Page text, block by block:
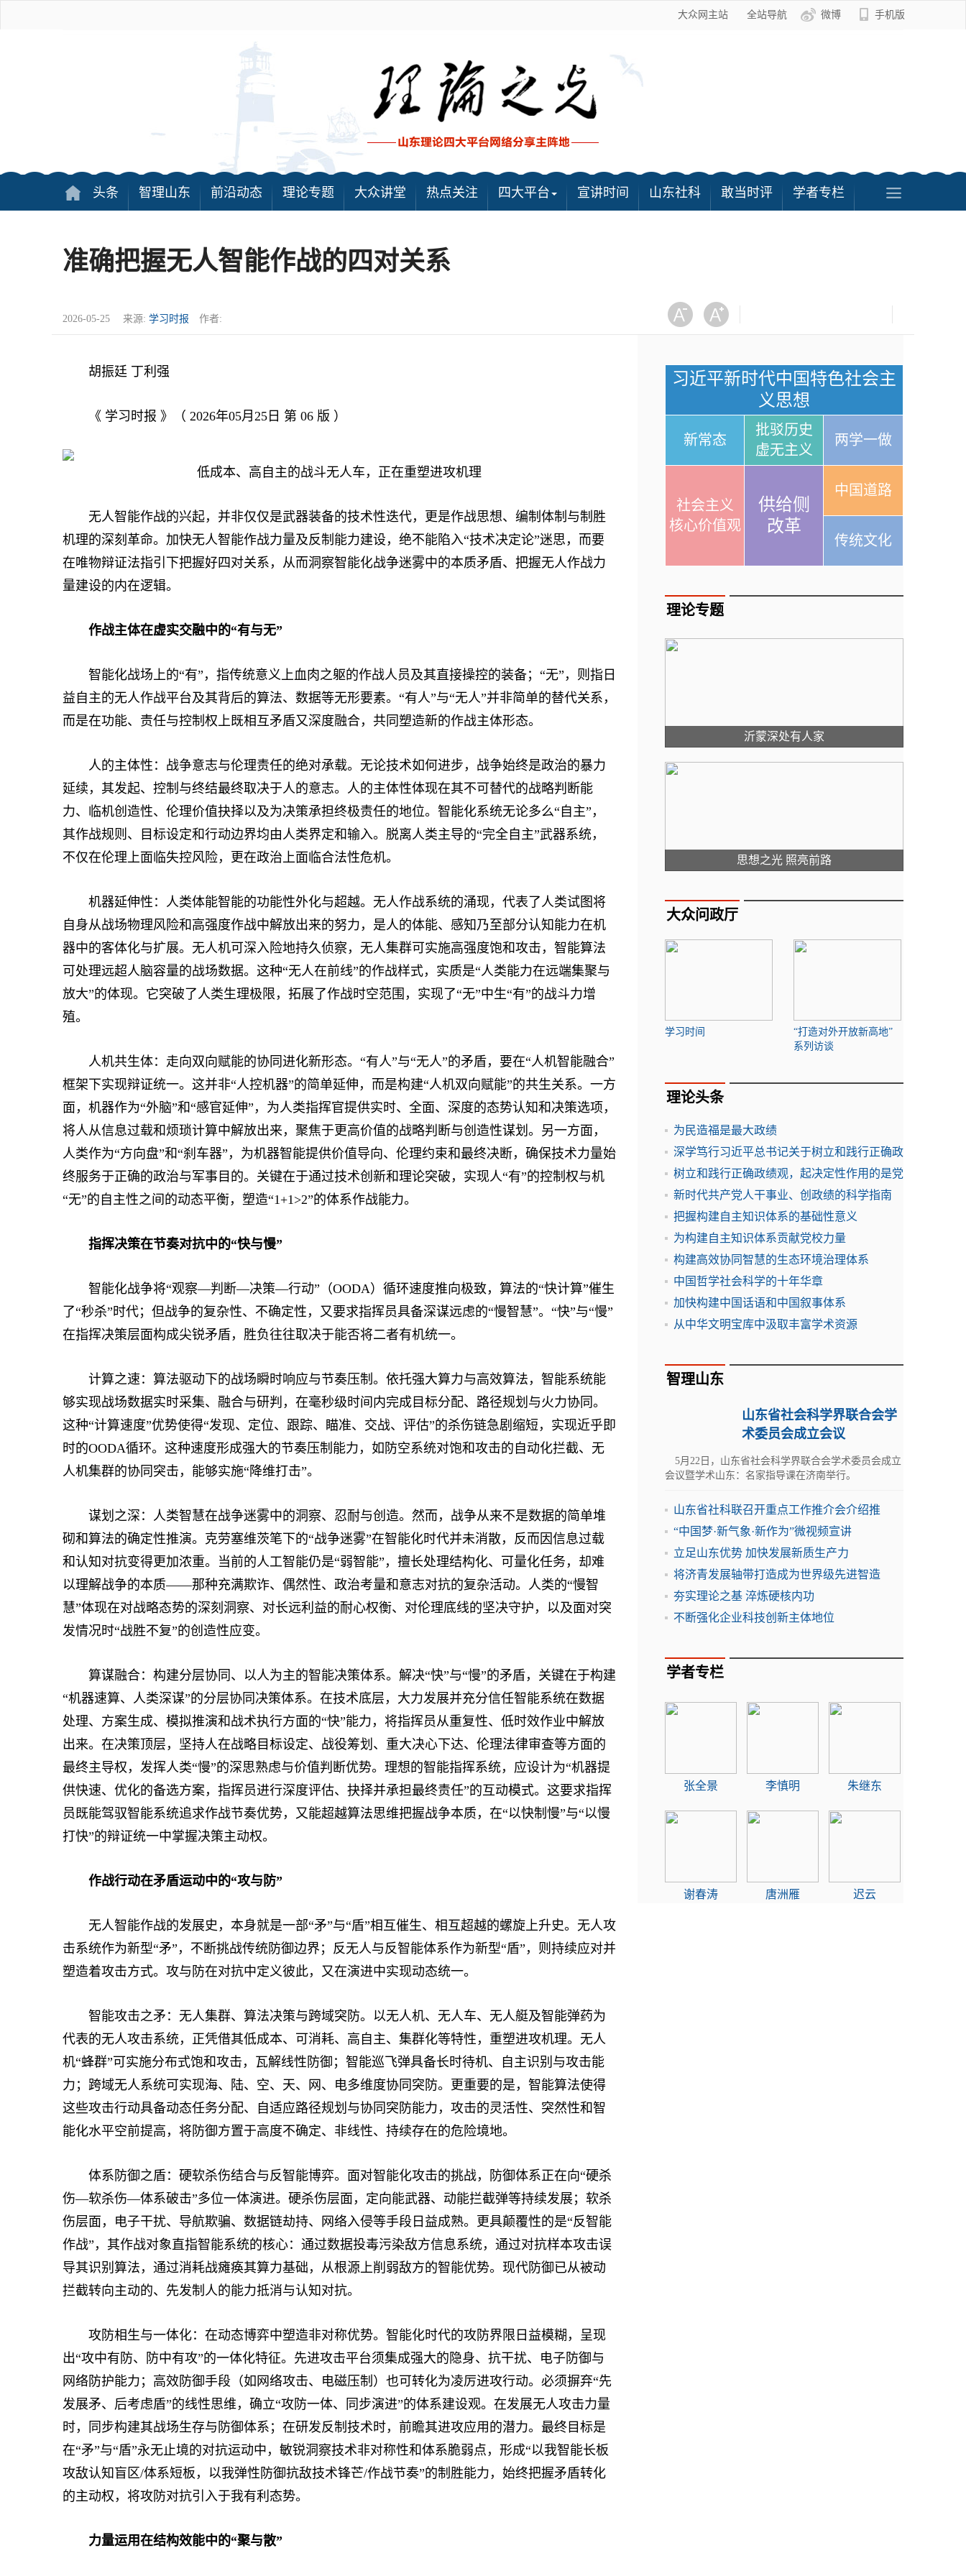
大众网主站 全站导航 微博 手机版
头条 智理山东 前沿动态 理论专题 大众讲堂 热点关注 四大平台 宣讲时间 山东社科 敢当时评 学者专栏
准确把握无人智能作战的四对关系
2026-05-25 来源: 学习时报 作者:
胡振廷 丁利强
《 学习时报 》（ 2026年05月25日 第 06 版 ）
低成本、高自主的战斗无人车，正在重塑进攻机理
无人智能作战的兴起，并非仅仅是武器装备的技术性迭代，更是作战思想、编制体制与制胜
机理的深刻革命。加快无人智能作战力量及反制能力建设，绝不能陷入“技术决定论”迷思，而要
在唯物辩证法指引下把握好四对关系，从而洞察智能化战争迷雾中的本质矛盾、把握无人作战力
量建设的内在逻辑。
作战主体在虚实交融中的“有与无”
智能化战场上的“有”，指传统意义上血肉之躯的作战人员及其直接操控的装备；“无”，则指日
益自主的无人作战平台及其背后的算法、数据等无形要素。“有人”与“无人”并非简单的替代关系，
而是在功能、责任与控制权上既相互矛盾又深度融合，共同塑造新的作战主体形态。
人的主体性：战争意志与伦理责任的绝对承载。无论技术如何进步，战争始终是政治的暴力
延续，其发起、控制与终结最终取决于人的意志。人的主体性体现在其不可替代的战略判断能
力、临机创造性、伦理价值抉择以及为决策承担终极责任的地位。智能化系统无论多么“自主”，
其作战规则、目标设定和行动边界均由人类界定和输入。脱离人类主导的“完全自主”武器系统，
不仅在伦理上面临失控风险，更在政治上面临合法性危机。
机器延伸性：人类体能智能的功能性外化与超越。无人作战系统的涌现，代表了人类试图将
自身从战场物理风险和高强度作战中解放出来的努力，是人的体能、感知乃至部分认知能力在机
器中的客体化与扩展。无人机可深入险地持久侦察，无人集群可实施高强度饱和攻击，智能算法
可处理远超人脑容量的战场数据。这种“无人在前线”的作战样式，实质是“人类能力在远端集聚与
放大”的体现。它突破了人类生理极限，拓展了作战时空范围，实现了“无”中生“有”的战斗力增
殖。
人机共生体：走向双向赋能的协同进化新形态。“有人”与“无人”的矛盾，要在“人机智能融合”
框架下实现辩证统一。这并非“人控机器”的简单延伸，而是构建“人机双向赋能”的共生关系。一方
面，机器作为“外脑”和“感官延伸”，为人类指挥官提供实时、全面、深度的态势认知和决策选项，
将人从信息过载和烦琐计算中解放出来，聚焦于更高价值的战略判断与创造性谋划。另一方面，
人类作为“方向盘”和“刹车器”，为机器智能提供价值导向、伦理约束和最终决断，确保技术力量始
终服务于正确的政治与军事目的。关键在于通过技术创新和理论突破，实现人“有”的控制权与机
“无”的自主性之间的动态平衡，塑造“1+1>2”的体系作战能力。
指挥决策在节奏对抗中的“快与慢”
智能化战争将“观察—判断—决策—行动”（OODA）循环速度推向极致，算法的“快计算”催生
了“秒杀”时代；但战争的复杂性、不确定性，又要求指挥员具备深谋远虑的“慢智慧”。“快”与“慢”
在指挥决策层面构成尖锐矛盾，胜负往往取决于能否将二者有机统一。
计算之速：算法驱动下的战场瞬时响应与节奏压制。依托强大算力与高效算法，智能系统能
够实现战场数据实时采集、融合与研判，在毫秒级时间内完成目标分配、路径规划与火力协同。
这种“计算速度”优势使得“发现、定位、跟踪、瞄准、交战、评估”的杀伤链急剧缩短，实现近乎即
时的OODA循环。这种速度形成强大的节奏压制能力，如防空系统对饱和攻击的自动化拦截、无
人机集群的协同突击，能够实施“降维打击”。
谋划之深：人类智慧在战争迷雾中的洞察、忍耐与创造。然而，战争从来不是数据的简单堆
砌和算法的确定性推演。克劳塞维茨笔下的“战争迷雾”在智能化时代并未消散，反而因信息过载
和认知对抗变得更加浓重。当前的人工智能仍是“弱智能”，擅长处理结构化、可量化任务，却难
以理解战争的本质——那种充满欺诈、偶然性、政治考量和意志对抗的复杂活动。人类的“慢智
慧”体现在对战略态势的深刻洞察、对长远利益的耐心权衡、对伦理底线的坚决守护，以及面对突
发情况时“战胜不复”的创造性应变。
算谋融合：构建分层协同、以人为主的智能决策体系。解决“快”与“慢”的矛盾，关键在于构建
“机器速算、人类深谋”的分层协同决策体系。在技术底层，大力发展并充分信任智能系统在数据
处理、方案生成、模拟推演和战术执行方面的“快”能力，将指挥员从重复性、低时效作业中解放
出来。在决策顶层，坚持人在战略目标设定、战役筹划、重大决心下达、伦理法律审查等方面的
最终主导权，发挥人类“慢”的深思熟虑与价值判断优势。理想的智能指挥系统，应设计为“机器提
供快速、优化的备选方案，指挥员进行深度评估、抉择并承担最终责任”的互动模式。这要求指挥
员既能驾驭智能系统追求作战节奏优势，又能超越算法思维把握战争本质，在“以快制慢”与“以慢
打快”的辩证统一中掌握决策主动权。
作战行动在矛盾运动中的“攻与防”
无人智能作战的发展史，本身就是一部“矛”与“盾”相互催生、相互超越的螺旋上升史。无人攻
击系统作为新型“矛”，不断挑战传统防御边界；反无人与反智能体系作为新型“盾”，则持续应对并
塑造着攻击方式。攻与防在对抗中定义彼此，又在演进中实现动态统一。
智能攻击之矛：无人集群、算法决策与跨域突防。以无人机、无人车、无人艇及智能弹药为
代表的无人攻击系统，正凭借其低成本、可消耗、高自主、集群化等特性，重塑进攻机理。无人
机“蜂群”可实施分布式饱和攻击，瓦解线性防御；智能巡飞弹具备长时待机、自主识别与攻击能
力；跨域无人系统可实现海、陆、空、天、网、电多维度协同突防。更重要的是，智能算法使得
这些攻击行动具备动态任务分配、自适应路径规划与协同突防能力，攻击的灵活性、突然性和智
能化水平空前提高，将防御方置于高度不确定、非线性、持续存在的危险境地。
体系防御之盾：硬软杀伤结合与反智能博弈。面对智能化攻击的挑战，防御体系正在向“硬杀
伤—软杀伤—体系破击”多位一体演进。硬杀伤层面，定向能武器、动能拦截弹等持续发展；软杀
伤层面，电子干扰、导航欺骗、数据链劫持、网络入侵等手段日益成熟。更具颠覆性的是“反智能
作战”，其作战对象直指智能系统的核心：通过数据投毒污染敌方信息系统，通过对抗样本攻击误
导其识别算法，通过消耗战瘫痪其算力基础，从根源上削弱敌方的智能优势。现代防御已从被动
拦截转向主动的、先发制人的能力抵消与认知对抗。
攻防相生与一体化：在动态博弈中塑造非对称优势。智能化时代的攻防界限日益模糊，呈现
出“攻中有防、防中有攻”的一体化特征。先进攻击平台须集成强大的隐身、抗干扰、电子防御与
网络防护能力；高效防御手段（如网络攻击、电磁压制）也可转化为凌厉进攻行动。必须摒弃“先
发展矛、后考虑盾”的线性思维，确立“攻防一体、同步演进”的体系建设观。在发展无人攻击力量
时，同步构建其战场生存与防御体系；在研发反制技术时，前瞻其进攻应用的潜力。最终目标是
在“矛”与“盾”永无止境的对抗运动中，敏锐洞察技术非对称性和体系脆弱点，形成“以我智能长板
攻敌认知盲区/体系短板，以我弹性防御抗敌技术锋芒/作战节奏”的制胜能力，始终把握矛盾转化
的主动权，将攻防对抗引入于我有利态势。
力量运用在结构效能中的“聚与散”
习近平新时代中国特色社会主
义思想
新常态
批驳历史
虚无主义
两学一做
社会主义
核心价值观
供给侧
改革
中国道路
传统文化
理论专题
沂蒙深处有人家
思想之光 照亮前路
大众问政厅
学习时间
“打造对外开放新高地”
系列访谈
理论头条
为民造福是最大政绩
深学笃行习近平总书记关于树立和践行正确政
树立和践行正确政绩观，起决定性作用的是党
新时代共产党人干事业、创政绩的科学指南
把握构建自主知识体系的基础性意义
为构建自主知识体系贡献党校力量
构建高效协同智慧的生态环境治理体系
中国哲学社会科学的十年华章
加快构建中国话语和中国叙事体系
从中华文明宝库中汲取丰富学术资源
智理山东
山东省社会科学界联合会学
术委员会成立会议
5月22日，山东省社会科学界联合会学术委员会成立
会议暨学术山东：名家指导课在济南举行。
山东省社科联召开重点工作推介会介绍推
“中国梦·新气象·新作为”微视频宣讲
立足山东优势 加快发展新质生产力
将济青发展轴带打造成为世界级先进智造
夯实理论之基 淬炼硬核内功
不断强化企业科技创新主体地位
学者专栏
张全景 李慎明 朱继东
谢春涛 唐洲雁 迟云